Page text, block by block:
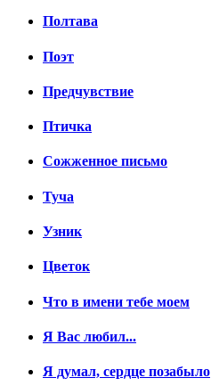
Полтава
Поэт
Предчувствие
Птичка
Сожженное письмо
Туча
Узник
Цветок
Что в имени тебе моем
Я Вас любил...
Я думал, сердце позабыло